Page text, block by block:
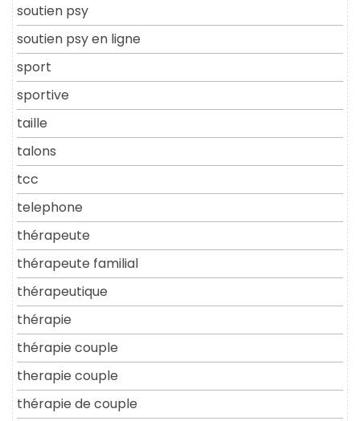
soutien psy
soutien psy en ligne
sport
sportive
taille
talons
tcc
telephone
thérapeute
thérapeute familial
thérapeutique
thérapie
thérapie couple
therapie couple
thérapie de couple